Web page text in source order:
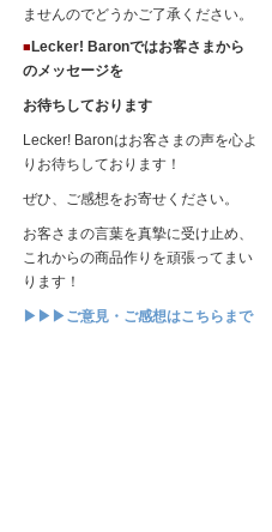
ませんのでどうかご了承ください。
■ Lecker! Baronではお客さまから
のメッセージを
お待ちしております
Lecker! Baronはお客さまの声を心よ
りお待ちしております！
ぜひ、ご感想をお寄せください。
お客さまの言葉を真摯に受け止め、
これからの商品作りを頑張ってまい
ります！
▶▶▶ご意見・ご感想はこちらまで